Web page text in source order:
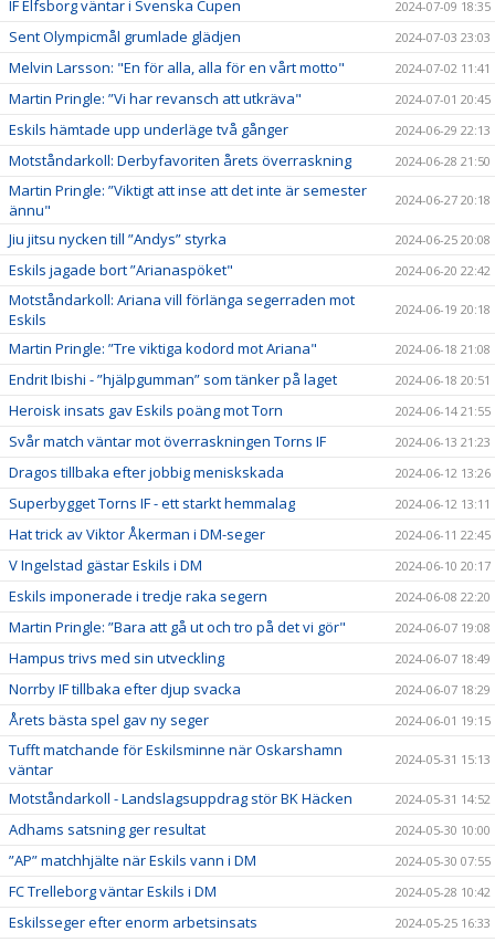
IF Elfsborg väntar i Svenska Cupen 2024-07-09 18:35
Sent Olympicmål grumlade glädjen 2024-07-03 23:03
Melvin Larsson: "En för alla, alla för en vårt motto" 2024-07-02 11:41
Martin Pringle: ”Vi har revansch att utkräva" 2024-07-01 20:45
Eskils hämtade upp underläge två gånger 2024-06-29 22:13
Motståndarkoll: Derbyfavoriten årets överraskning 2024-06-28 21:50
Martin Pringle: ”Viktigt att inse att det inte är semester
ännu"
2024-06-27 20:18
Jiu jitsu nycken till ”Andys” styrka 2024-06-25 20:08
Eskils jagade bort ”Arianaspöket" 2024-06-20 22:42
Motståndarkoll: Ariana vill förlänga segerraden mot
Eskils
2024-06-19 20:18
Martin Pringle: ”Tre viktiga kodord mot Ariana" 2024-06-18 21:08
Endrit Ibishi - ”hjälpgumman” som tänker på laget 2024-06-18 20:51
Heroisk insats gav Eskils poäng mot Torn 2024-06-14 21:55
Svår match väntar mot överraskningen Torns IF 2024-06-13 21:23
Dragos tillbaka efter jobbig meniskskada 2024-06-12 13:26
Superbygget Torns IF - ett starkt hemmalag 2024-06-12 13:11
Hat trick av Viktor Åkerman i DM-seger 2024-06-11 22:45
V Ingelstad gästar Eskils i DM 2024-06-10 20:17
Eskils imponerade i tredje raka segern 2024-06-08 22:20
Martin Pringle: ”Bara att gå ut och tro på det vi gör" 2024-06-07 19:08
Hampus trivs med sin utveckling 2024-06-07 18:49
Norrby IF tillbaka efter djup svacka 2024-06-07 18:29
Årets bästa spel gav ny seger 2024-06-01 19:15
Tufft matchande för Eskilsminne när Oskarshamn
väntar
2024-05-31 15:13
Motståndarkoll - Landslagsuppdrag stör BK Häcken 2024-05-31 14:52
Adhams satsning ger resultat 2024-05-30 10:00
”AP” matchhjälte när Eskils vann i DM 2024-05-30 07:55
FC Trelleborg väntar Eskils i DM 2024-05-28 10:42
Eskilsseger efter enorm arbetsinsats 2024-05-25 16:33